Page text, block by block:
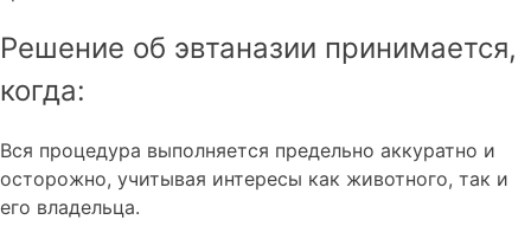
Решение об эвтаназии принимается,
когда:
Вся процедура выполняется предельно аккуратно и
осторожно, учитывая интересы как животного, так и
его владельца.